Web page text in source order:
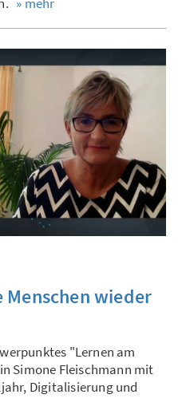
Menschen wieder
"Lernen am
Simone Fleischmann mit
Digitalisierung und